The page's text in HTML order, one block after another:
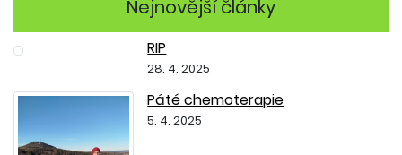
Nejnovější články
RIP
28. 4. 2025
Páté chemoterapie
5. 4. 2025